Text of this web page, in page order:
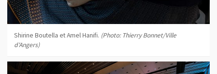
Shirine Boutella et Amel Hanifi. (Photo: Thierry Bonnet/Ville
d'Angers)